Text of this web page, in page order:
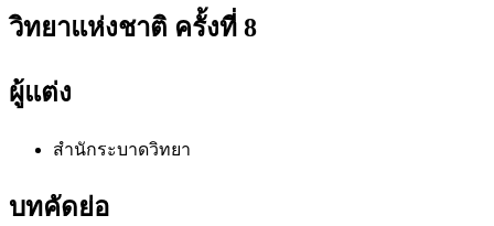
วิทยาแห่งชาติ ครั้งที่ 8
ผู้แต่ง
สำนักระบาดวิทยา
บทคัดย่อ